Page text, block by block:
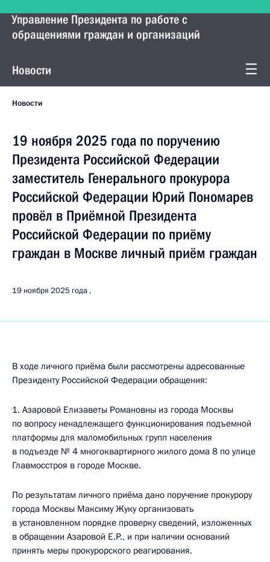
Управление Президента по работе с
обращениями граждан и организаций
Новости
Новости
19 ноября 2025 года по поручению
Президента Российской Федерации
заместитель Генерального прокурора
Российской Федерации Юрий Пономарев
провёл в Приёмной Президента
Российской Федерации по приёму
граждан в Москве личный приём граждан
19 ноября 2025 года
В ходе личного приёма были рассмотрены адресованные
Президенту Российской Федерации обращения:
1. Азаровой Елизаветы Романовны из города Москвы
по вопросу ненадлежащего функционирования подъемной
платформы для маломобильных групп населения
в подъезде № 4 многоквартирного жилого дома 8 по улице
Главмосстроя в городе Москве.
По результатам личного приёма дано поручение прокурору
города Москвы Максиму Жуку организовать
в установленном порядке проверку сведений, изложенных
в обращении Азаровой Е.Р., и при наличии оснований
принять меры прокурорского реагирования.